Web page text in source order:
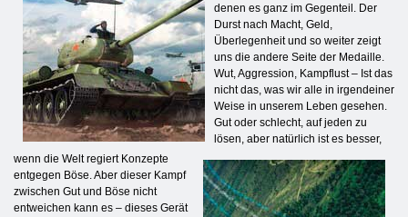
denen es ganz im Gegenteil. Der
Durst nach Macht, Geld,
Überlegenheit und so weiter zeigt
uns die andere Seite der Medaille.
Wut, Aggression, Kampflust – Ist das
nicht das, was wir alle in irgendeiner
Weise in unserem Leben gesehen.
Gut oder schlecht, auf jeden zu
lösen, aber natürlich ist es besser,
wenn die Welt regiert Konzepte
entgegen Böse. Aber dieser Kampf
zwischen Gut und Böse nicht
entweichen kann es – dieses Gerät